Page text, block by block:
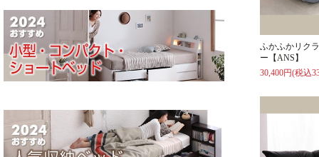
ふかふかリク
ー【ANS】
30,400円(税込